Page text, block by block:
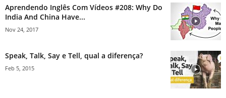
Aprendendo Inglês Com Vídeos #208: Why Do
India And China Have...
Nov 24, 2017
Speak, Talk, Say e Tell, qual a diferença?
Feb 5, 2015